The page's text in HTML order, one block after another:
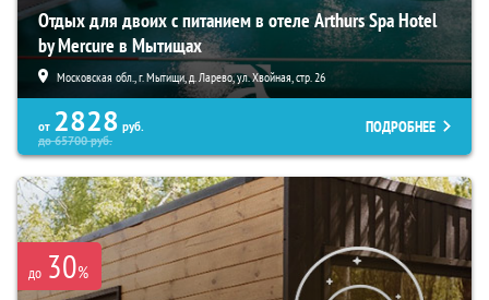
Отдых для двоих с питанием в отеле Arthurs Spa Hotel
by Mercure в Мытищах
Московская обл., г. Мытищи, д. Ларево, ул. Хвойная, стр. 26
от 2828 руб.
до65700руб.
ПОДРОБНЕЕ
до 30%